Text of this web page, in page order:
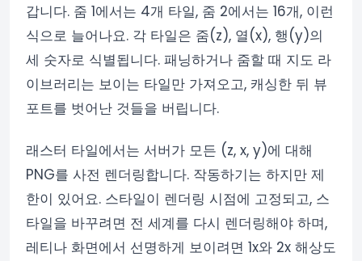
갑니다. 줌 1에서는 4개 타일, 줌 2에서는 16개, 이런
식으로 늘어나요. 각 타일은 줌(z), 열(x), 행(y)의
세 숫자로 식별됩니다. 패닝하거나 줌할 때 지도 라
이브러리는 보이는 타일만 가져오고, 캐싱한 뒤 뷰
포트를 벗어난 것들을 버립니다.
래스터 타일에서는 서버가 모든 (z, x, y)에 대해
PNG를 사전 렌더링합니다. 작동하기는 하지만 제
한이 있어요. 스타일이 렌더링 시점에 고정되고, 스
타일을 바꾸려면 전 세계를 다시 렌더링해야 하며,
레티나 화면에서 선명하게 보이려면 1x와 2x 해상도